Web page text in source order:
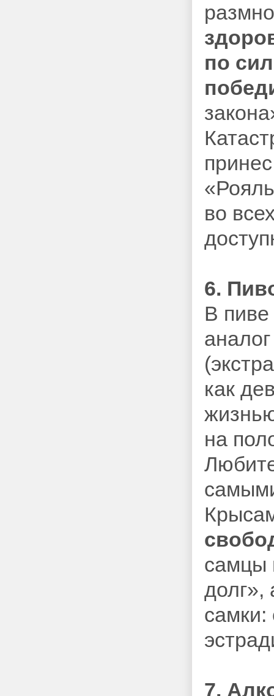
по
во
6.
В пиве
как
на
самцы
долг»,
самки:
7.